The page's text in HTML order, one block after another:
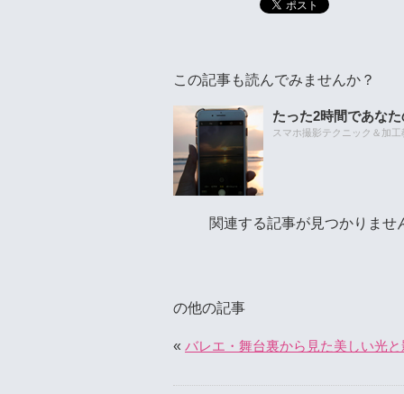
この記事も読んでみませんか？
たった2時間であな
スマホ撮影テクニック＆加
関連する記事が見つかりませ
の他の記事
« バレエ・舞台裏から見た美しい光と